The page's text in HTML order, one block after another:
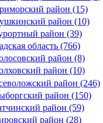
район (15)
район (10)
район (39)
область (766)
район (8)
район (10)
район (246)
район (150)
район (59)
район (28)